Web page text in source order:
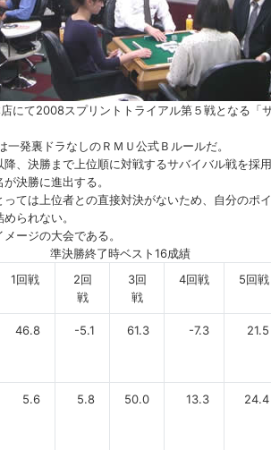
にて2008スプリントトライアル第５戦となる「
一発裏ドラなしのＲＭＵ公式Ｂルールだ。
降、決勝まで上位順に対戦するサバイバル戦を採
決勝に進出する。
っては上位者との直接対決がないため、自分のポ
られない。
ージの大会である。
準決勝終了時ベスト16成績
1回戦
2回
戦
3回
戦
4回戦 5回戦
46.8 -5.1 61.3 -7.3 21.5
5.6 5.8 50.0 13.3 24.4